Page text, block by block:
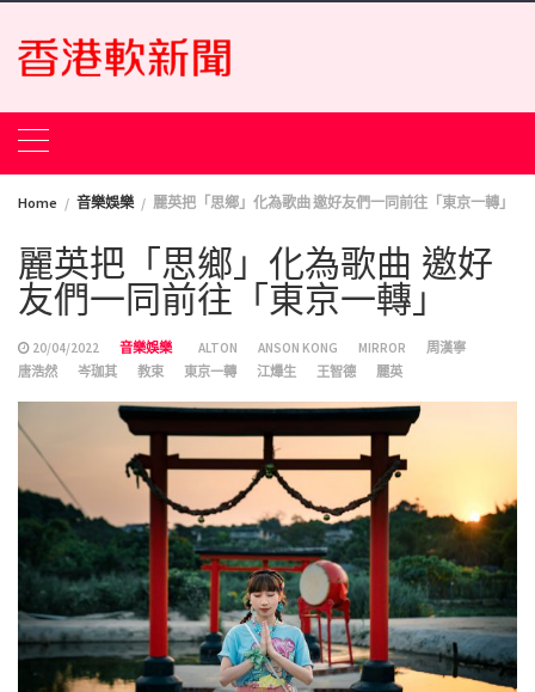
Skip
content
Home 音樂娛樂 麗英把「思鄉」化為歌曲 邀好友們一同前往「東京一轉」
麗英把「思鄉」化為歌曲 邀好
友們一同前往「東京一轉」
20/04/2022 音樂娛樂 ALTON ANSON KONG MIRROR
周漢寧
唐浩然
岑珈其 教束 東京一轉 江𤒹生 王智德 麗英